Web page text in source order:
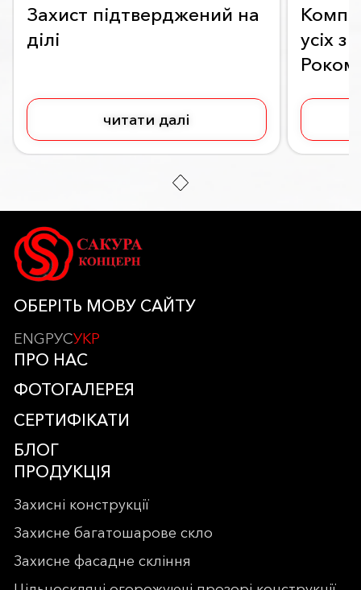
Захист підтверджений на
ділі
читати далі
усіх
ОБЕРІТЬ МОВУ САЙТУ
ENGРУСУКР
ПРО НАС
ФОТОГАЛЕРЕЯ
СЕРТИФІКАТИ
БЛОГ
ПРОДУКЦІЯ
Захисні конструкції
Захисне багатошарове скло
Захисне фасадне скління